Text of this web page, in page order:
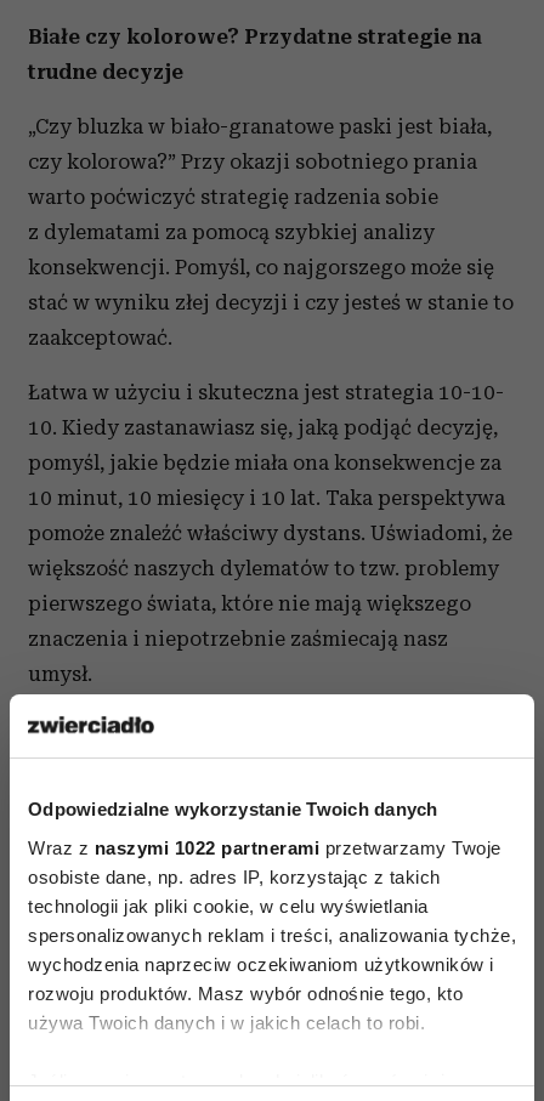
Odpowiedzialne wykorzystanie Twoich danych
Wraz z naszymi 1022 partnerami przetwarzamy Twoje
osobiste dane, np. adres IP, korzystając z takich
technologii jak pliki cookie, w celu wyświetlania
spersonalizowanych reklam i treści, analizowania tychże,
wychodzenia naprzeciw oczekiwaniom użytkowników i
rozwoju produktów. Masz wybór odnośnie tego, kto
używa Twoich danych i w jakich celach to robi.
Jeśli wyrazisz na to zgodę, chcielibyśmy również:
Białe czy kolorowe? Przydatne strategie na
trudne decyzje
„Czy bluzka w biało-granatowe paski jest biała,
czy kolorowa?” Przy okazji sobotniego prania
warto poćwiczyć strategię radzenia sobie
z dylematami za pomocą szybkiej analizy
konsekwencji. Pomyśl, co najgorszego może się
stać w wyniku złej decyzji i czy jesteś w stanie to
zaakceptować.
Łatwa w użyciu i skuteczna jest strategia 10-10-
10. Kiedy zastanawiasz się, jaką podjąć decyzję,
pomyśl, jakie będzie miała ona konsekwencje za
10 minut, 10 miesięcy i 10 lat. Taka perspektywa
pomoże znaleźć właściwy dystans. Uświadomi, że
większość naszych dylematów to tzw. problemy
pierwszego świata, które nie mają większego
znaczenia i niepotrzebnie zaśmiecają nasz
umysł.
Inny rodzaj przydatnego narzędzia, z którym
warto zaprzyjaźnić się na przykład podczas
prania, żeby później automatycznie stosować
decyzją, zadaj sobie trzy pytania: Jaki jest twój
Cel (czysta bluzka)? Jakie są Alternatywy (w tym
wypadku mamy „alternatywy cztery”: uprać
z białymi, z kolorowymi, uprać ręcznie, oddać do
pralni)? Jakie jest Ryzyko (zafarbowanie
odkryją nowe możliwości i pomogą podjąć